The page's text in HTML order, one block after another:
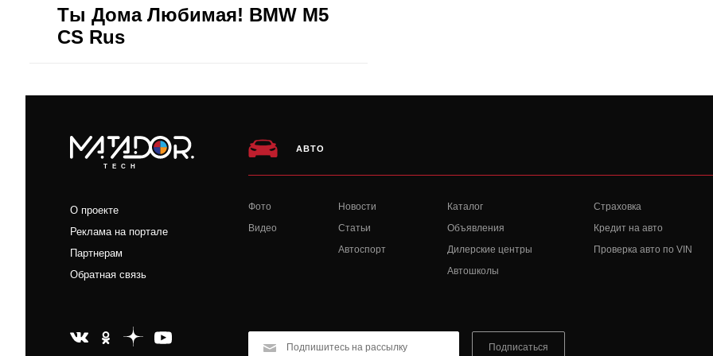
Ты Дома Любимая! BMW M5
CS Rus
TECH
О проекте
Реклама на портале
Партнерам
Обратная связь
АВТО
Фото
Видео
Новости
Статьи
Автоспорт
Каталог
Объявления
Дилерские центры
Автошколы
Страховка
Кредит на авто
Проверка авто по VIN
Подписаться